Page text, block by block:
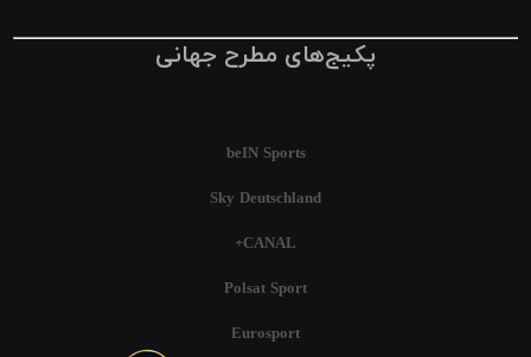
پکیج‌های مطرح جهانی
beIN Sports
Sky Deutschland
CANAL+
Polsat Sport
Eurosport